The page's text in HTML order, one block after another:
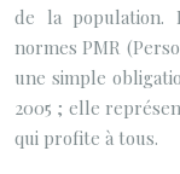
de la population.
normes PMR
une simple
2005 ; elle
qui profite à tous.